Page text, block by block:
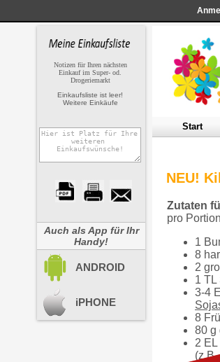
Notizen für Ihren nächsten
Einkauf im Super- od.
Drogeriemarkt
Einkaufsliste ist leer!
Weitere Einkäufe
Auch als App für Ihr
Handy!
ANDROID
iPHONE
Start
NEU!
Zutaten
pro
1
8
2
1 TL
3-4
8
80 g
2